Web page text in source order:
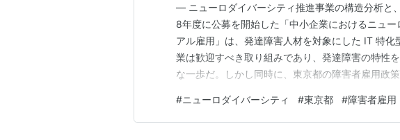
― ニューロダイバーシティ推進事業の構造分析と
8年度に公募を開始した「中小企業におけるニュ
アル雇用」は、発達障害人材を対象にした IT 特
業は歓迎すべき取り組みであり、発達障害の特性
な一歩だ。しかし同時に、東京都の障害者雇用政
実質的に以下の二層で運用されている。 ■ 第一層
国の制度（厚労省）をそのまま利用 …
#ニューロダイバーシティ #東京都 #障害者雇用